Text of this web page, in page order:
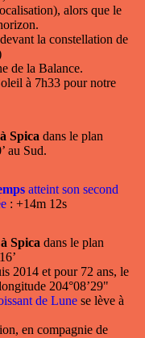
alors que le
la constellation de
de la Balance.
à 7h33 pour notre
Spica dans le plan
au Sud.
atteint son second
: +14m 12s
Spica dans le plan
2014 et pour 72 ans, le
204°08’29"
de Lunese lève à
en compagnie de